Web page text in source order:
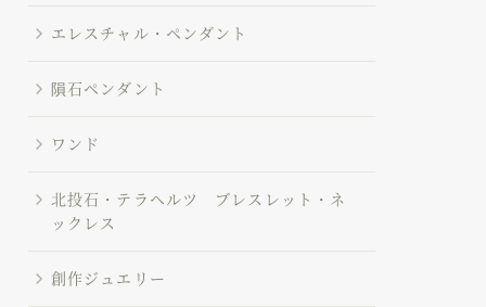
エレスチャル・ペンダント
隕石ペンダント
ワンド
北投石・テラヘルツ ブレスレット・ネ
ックレス
創作ジュエリー